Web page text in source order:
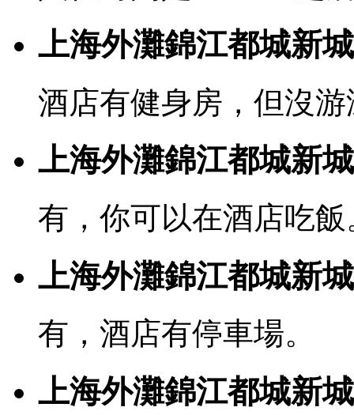
上海外灘錦江都城新
酒店有健身房，但沒
上海外灘錦江都城新
有，你可以在酒店吃飯
上海外灘錦江都城新
有，酒店有停車場。
上海外灘錦江都城新